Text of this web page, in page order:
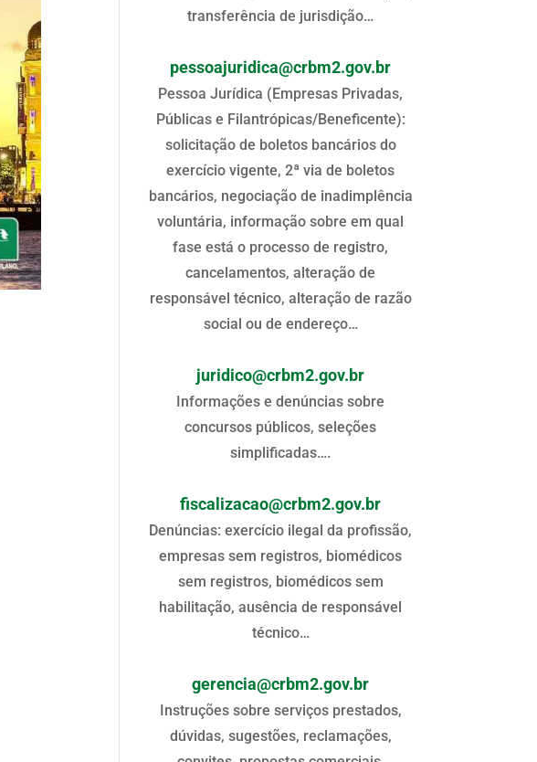
transferência de jurisdição…
pessoajuridica@crbm2.gov.br
Pessoa Jurídica (Empresas Privadas,
Públicas e Filantrópicas/Beneficente):
solicitação de boletos bancários do
exercício vigente, 2ª via de boletos
bancários, negociação de inadimplência
voluntária, informação sobre em qual
fase está o processo de registro,
cancelamentos, alteração de
responsável técnico, alteração de razão
social ou de endereço…
juridico@crbm2.gov.br
Informações e denúncias sobre
concursos públicos, seleções
simplificadas….
fiscalizacao@crbm2.gov.br
Denúncias: exercício ilegal da profissão,
empresas sem registros, biomédicos
sem registros, biomédicos sem
habilitação, ausência de responsável
técnico…
gerencia@crbm2.gov.br
Instruções sobre serviços prestados,
dúvidas, sugestões, reclamações,